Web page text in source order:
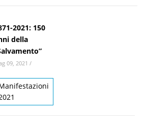
2021: 150
della
09, 2021 /